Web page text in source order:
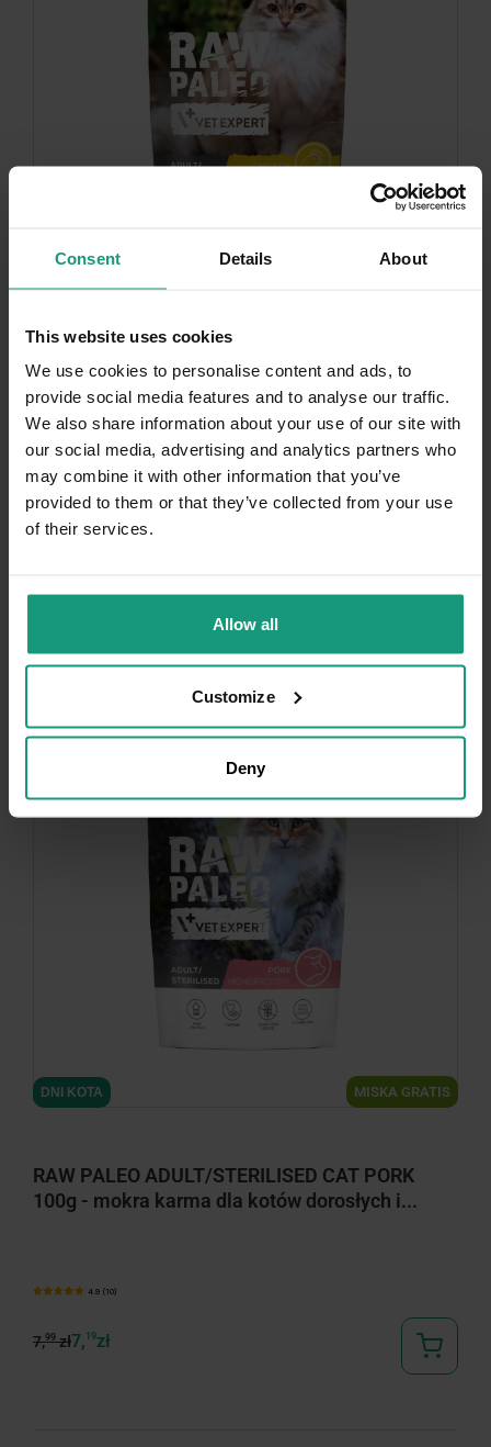
Consent Details About
This website uses cookies
We use cookies to personalise content and ads, to
provide social media features and to analyse our traffic.
We also share information about your use of our site with
our social media, advertising and analytics partners who
may combine it with other information that you’ve
provided to them or that they’ve collected from your use
of their services.
Allow all
Customize
Deny
DNI KOTA
RAW PALEO ADULT/STERILISED CAT CHICKEN
100g - mokra karma dla kotów dorosłych i...
7, 99 zł7,19zł
MISKA GRATIS
DNI KOTA
RAW PALEO ADULT/STERILISED CAT PORK
100g - mokra karma dla kotów dorosłych i...
4.9 (10)
7,99zł7, 19zł